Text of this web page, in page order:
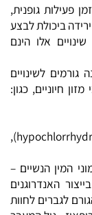
בגיל
דפנות
גופנית,
לבצע
לשינויים
כגון: